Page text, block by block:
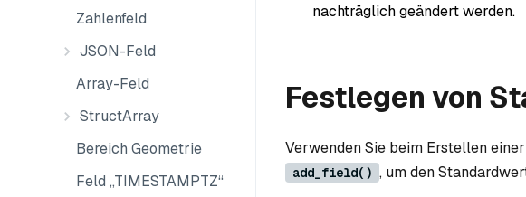
Zahlenfeld
JSON-Feld
Array-Feld
StructArray
Bereich Geometrie
Feld „TIMESTAMPTZ“
nachträglich geändert werden.
Festlegen von
Verwenden Sie beim Erstellen
add_field() , um den